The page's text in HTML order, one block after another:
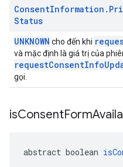
ConsentInformation .
Status
UNKNOWN cho đến khi
và mặc định là giá trị của
gọi.
isConsentForm
abstract boolean